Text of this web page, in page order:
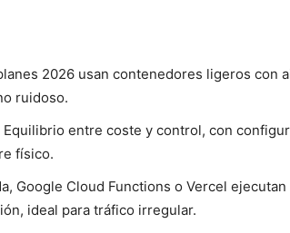
2026 usan contenedores ligeros con
ruidoso.
entre coste y control, con
físico.
Google Cloud Functions o Vercel
ideal para tráfico irregular.